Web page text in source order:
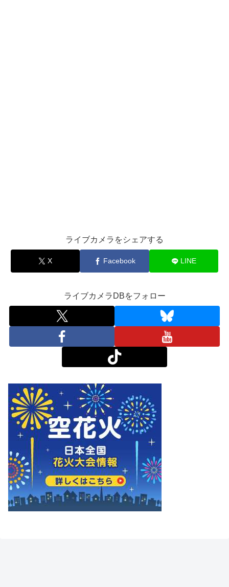
ライブカメラをシェアする
X Facebook LINE
ライブカメラDBをフォロー